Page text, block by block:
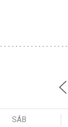
SÁB